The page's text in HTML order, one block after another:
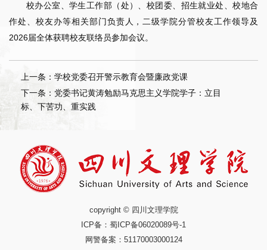
校办公室、学生工作部（处）、校团委、招生就业处、校地合
作处、校友办等相关部门负责人，二级学院分管校友工作领导及
2026届全体获聘校友联络员参加会议。
上一条：学校党委召开警示教育会暨廉政党课
下一条：党委书记黄涛勉励马克思主义学院学子：立目
标、下苦功、重实践
copyright © 四川文理学院
ICP备： 蜀ICP备06020089号-1
网警备案：51170003000124